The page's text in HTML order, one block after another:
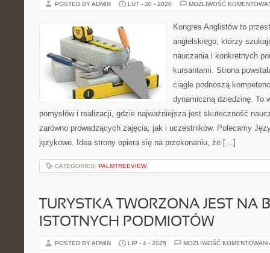
POSTED BY ADMIN LUT - 20 - 2026 MOŻLIWOŚĆ
Kongres Anglistów to
angielskiego, którzy
nauczania i konkretnych
kursantami. Strona
ciągle podnoszą
dynamiczną dziedzinę. To
pomysłów i realizacji, gdzie najważniejsza jest skuteczność
zarówno prowadzących zajęcia, jak i uczestników. Polecamy
językowe. Idea strony opiera się na przekonaniu, że […]
CATEGORIES: PALMTREEVIEW
TURYSTKA TWORZONA JEST NA
ISTOTNYCH PODMIOTÓW
POSTED BY ADMIN LIP - 4 - 2025 MOŻLIWOŚĆ